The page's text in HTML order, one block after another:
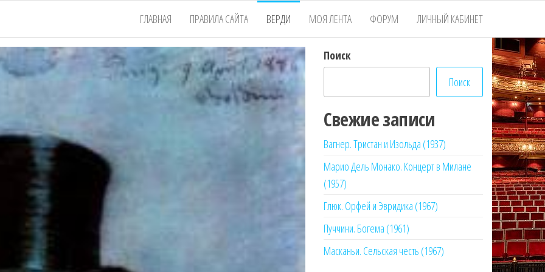
ГЛАВНАЯ ПРАВИЛА САЙТА ВЕРДИ МОЯ ЛЕНТА ФОРУМ ЛИЧНЫЙ КАБИНЕТ
Поиск
Поиск
Свежие записи
Вагнер. Тристан и Изольда (1937)
Марио Дель Монако. Концерт в Милане
(1957)
Глюк. Орфей и Эвридика (1967)
Пуччини. Богема (1961)
Масканьи. Сельская честь (1967)